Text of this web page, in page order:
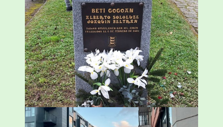
«Azkenengo 40 urteetan Zaldibar jo zuen
ingurumen-hondamendirik larriena»
ESKUALDEA,ZALDIBAR/2024-02-06